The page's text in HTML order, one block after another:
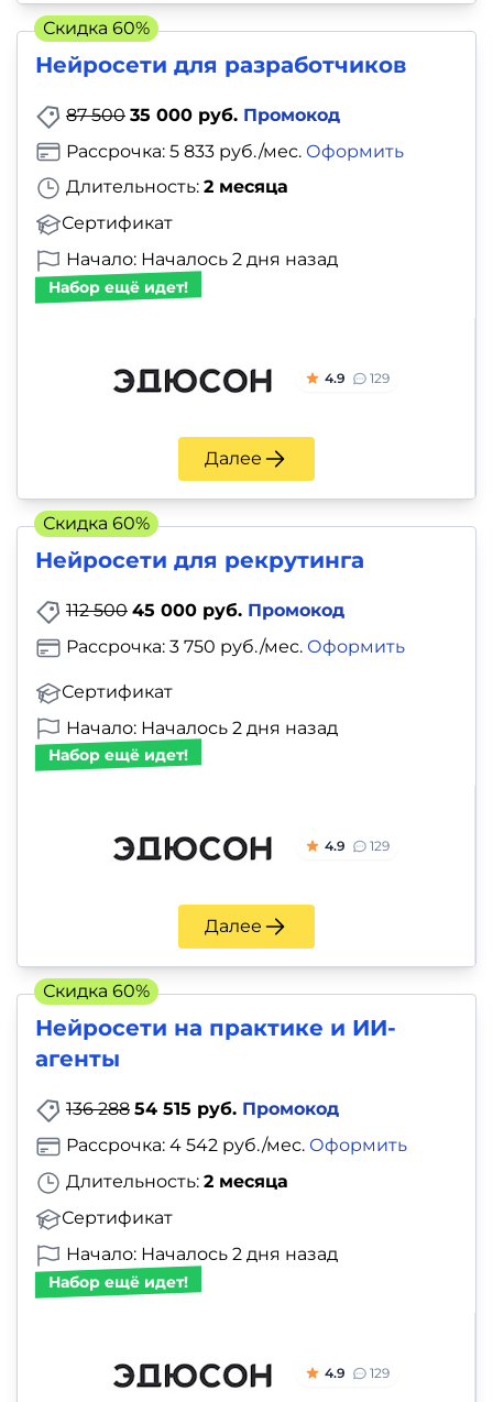
Нейросети для разработчиков
87 500 35 000 руб. Промокод
Длительность: 2 месяца
Сертификат
Рассрочка: 5 833 руб./мес. Оформить
Начало: Началось 2 дня назад
Набор ещё идет!
4.9 129
Далее
Скидка 60%
Нейросети для рекрутинга
112 500 45 000 руб. Промокод
Сертификат
Рассрочка: 3 750 руб./мес. Оформить
Начало: Началось 2 дня назад
Набор ещё идет!
4.9 129
Далее
Скидка 60%
Нейросети на практике и ИИ-
агенты
136 288 54 515 руб. Промокод
Длительность: 2 месяца
Сертификат
Рассрочка: 4 542 руб./мес. Оформить
Начало: Началось 2 дня назад
Набор ещё идет!
4.9 129
Скидка 60%